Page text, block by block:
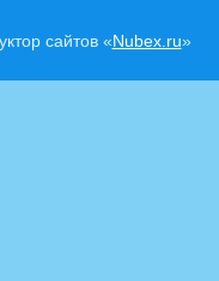
сайтов «Nubex.ru»